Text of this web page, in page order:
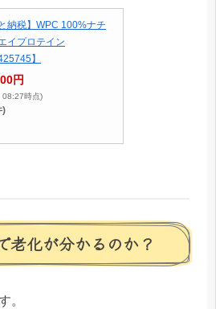
納税】WPC 100%ナチ
イプロテイン
】
円
時点)
)
老化が分かるのか？
。